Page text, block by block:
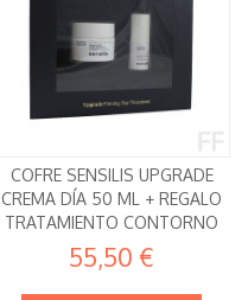
COFRE SENSILIS UPGRADE
CREMA DÍA 50 ML + REGALO
TRATAMIENTO CONTORNO
DE OJOS
55,50 €